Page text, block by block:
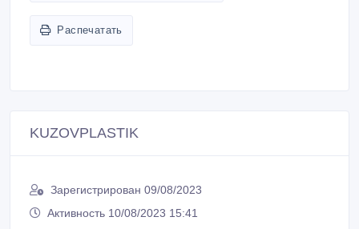
Распечатать
KUZOVPLASTIK
Зарегистрирован 09/08/2023
Активность 10/08/2023 15:41